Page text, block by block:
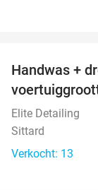
Handwas +
Elite Detailing
Sittard
Verkocht: 13